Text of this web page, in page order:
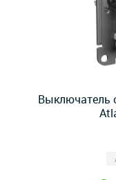
Выключатель